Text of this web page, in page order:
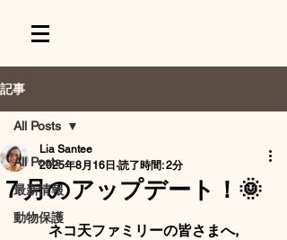
記事
All Posts
最新情報
動物保護
All Posts
７月のアップデート！🌞
Lia Santee
2025年8月16日 読了時間: 2分
ネコ天ファミリーの皆さまへ,